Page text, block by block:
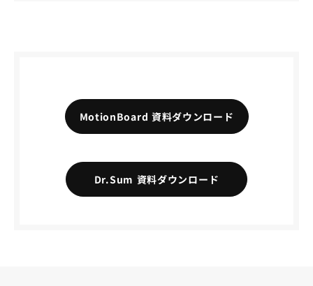
MotionBoard 資料ダウンロード
Dr.Sum 資料ダウンロード